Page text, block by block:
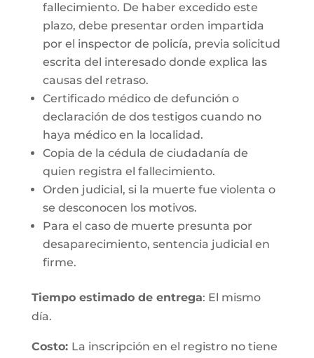
fallecimiento. De haber excedido este
plazo, debe presentar orden impartida
por el inspector de policía, previa solicitud
escrita del interesado donde explica las
causas del retraso.
Certificado médico de defunción o
declaración de dos testigos cuando no
haya médico en la localidad.
Copia de la cédula de ciudadanía de
quien registra el fallecimiento.
Orden judicial, si la muerte fue violenta o
se desconocen los motivos.
Para el caso de muerte presunta por
desaparecimiento, sentencia judicial en
firme.
Tiempo estimado de entrega: El mismo
día.
Costo: La inscripción en el registro no tiene